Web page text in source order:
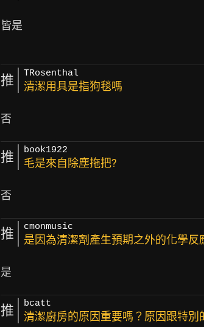
皆是
推 TRosenthal
清潔用具是指狗毯嗎
推 book1922
毛是來自除塵拖把?
推 cmonmusic
是因為清潔劑產生預期之外的化學反
推 bcatt
清潔廚房的原因重要嗎？原因跟特別